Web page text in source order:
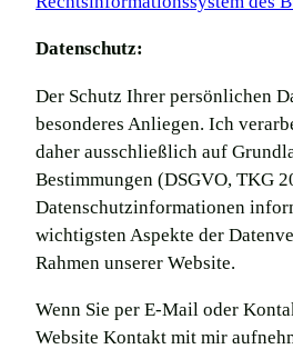
Datenschutz:
Der Schutz Ihrer persönlichen
besonderes Anliegen. Ich
daher ausschließlich auf
Bestimmungen (DSGVO, TKG
Datenschutzinformationen
wichtigsten Aspekte der
Rahmen unserer Website.
Wenn Sie per E-Mail oder
Website Kontakt mit mir